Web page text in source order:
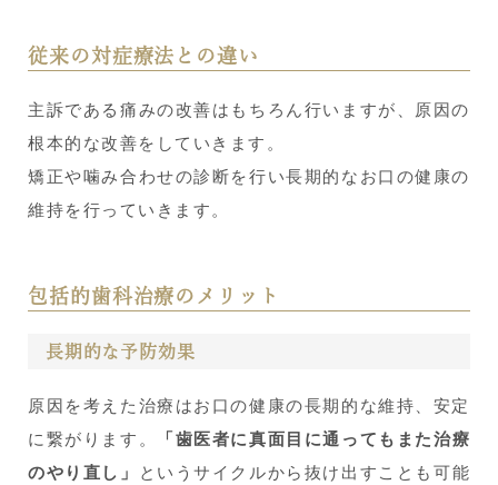
従来の対症療法との違い
主訴である痛みの改善はもちろん行いますが、原因の
根本的な改善をしていきます。
矯正や噛み合わせの診断を行い長期的なお口の健康の
維持を行っていきます。
包括的歯科治療のメリット
長期的な予防効果
原因を考えた治療はお口の健康の長期的な維持、安定
に繋がります。
「歯医者に真面目に通ってもまた治療
のやり直し」
というサイクルから抜け出すことも可能